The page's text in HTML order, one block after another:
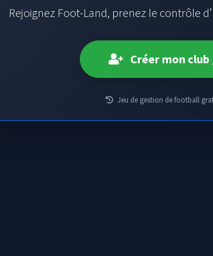
Rejoignez Foot-Land, prenez le contrôle
Créer mon
Jeu de gestion de football